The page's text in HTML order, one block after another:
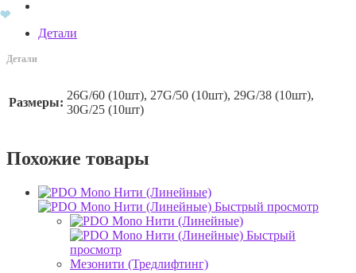
Детали
Детали
Размеры:
26G/60 (10шт), 27G/50 (10шт), 29G/38 (10шт),
30G/25 (10шт)
Похожие товары
Быстрый просмотр
Быстрый
просмотр
Мезонити (Тредлифтинг)